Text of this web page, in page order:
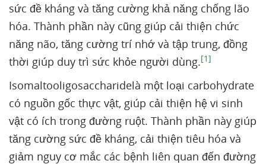
sức đề kháng và tăng cường khả năng chống lão
hóa. Thành phần này cũng giúp cải thiện chức
năng não, tăng cường trí nhớ và tập trung, đồng
thời giúp duy trì sức khỏe người dùng.[1]
Isomaltooligosaccharidelà một loại carbohydrate
có nguồn gốc thực vật, giúp cải thiện hệ vi sinh
vật có ích trong đường ruột. Thành phần này giúp
tăng cường sức đề kháng, cải thiện tiêu hóa và
giảm nguy cơ mắc các bệnh liên quan đến đường